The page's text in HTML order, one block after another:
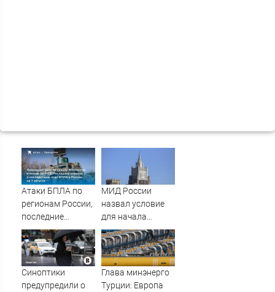
Атаки БПЛА по
регионам России,
последние
новости на 7
августа 2026:
последствия,
атаки на склады
МИД России
назвал условие
для начала
переговоров о
мире с Украиной
Синоптики
предупредили о
Глава минэнерго
Турции: Европа